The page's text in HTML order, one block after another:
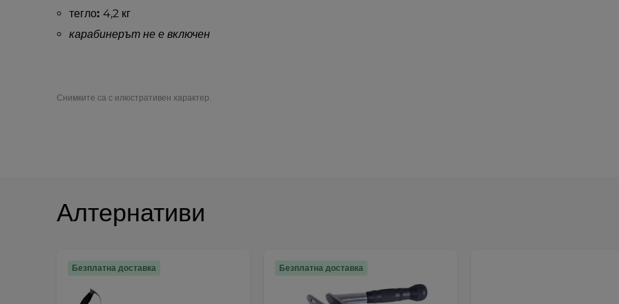
тегло: 4,2 кг
карабинерът не е включен
Снимките са с илюстративен характер.
Алтернативи
Безплатна доставка Безплатна доставка